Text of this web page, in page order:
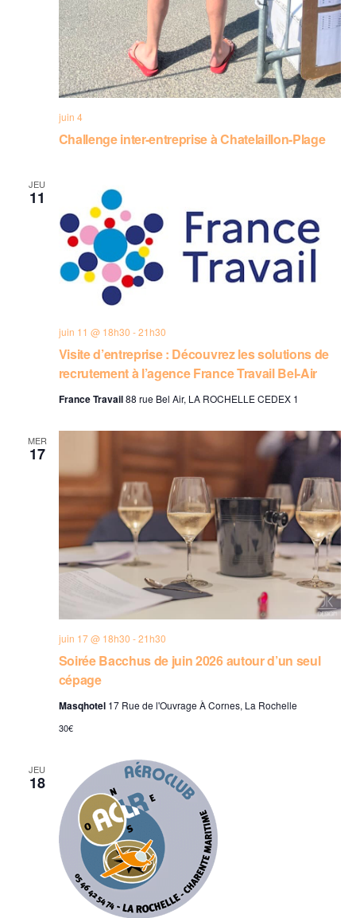
Challenge inter-entreprise à Chatelaillon-Plage
juin 4
JEU
11
Visite d’entreprise : Découvrez les solutions de
recrutement à l’agence France Travail Bel-Air
juin 11 @ 18h30 -21h30
France Travail88 rue Bel Air, LA ROCHELLE CEDEX 1
MER
17
Soirée Bacchus de juin 2026 autour d’un seul
cépage
juin 17 @ 18h30 -21h30
Masqhotel 17 Rue de l'Ouvrage À Cornes, La Rochelle
30€
JEU
18